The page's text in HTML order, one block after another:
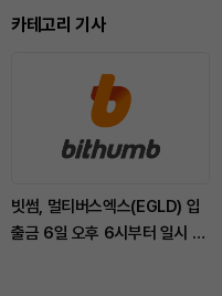
카테고리 기사
빗썸, 멀티버스엑스(EGLD) 입
출금 6일 오후 6시부터 일시 중